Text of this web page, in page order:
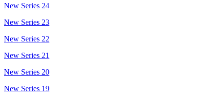
New Series 24
New Series 23
New Series 22
New Series 21
New Series 20
New Series 19